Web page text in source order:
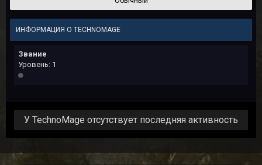
ИНФОРМАЦИЯ О TECHNOMAGE
Звание
Уровень: 1
У TechnoMage отсутствует последняя активность